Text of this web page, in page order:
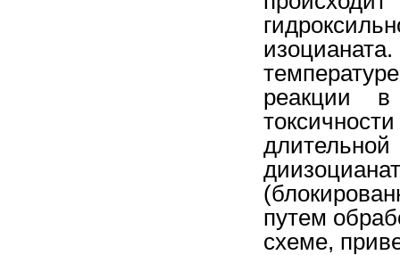
реакции в
путем
схеме,